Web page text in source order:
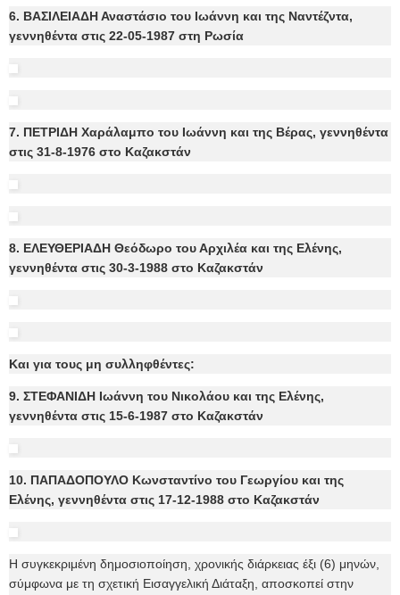
6. ΒΑΣΙΛΕΙΑΔΗ Αναστάσιο του Ιωάννη και της Ναντέζντα,
γεννηθέντα στις 22-05-1987 στη Ρωσία
7. ΠΕΤΡΙΔΗ Χαράλαμπο του Ιωάννη και της Βέρας, γεννηθέντα
στις 31-8-1976 στο Καζακστάν
8. ΕΛΕΥΘΕΡΙΑΔΗ Θεόδωρο του Αρχιλέα και της Ελένης,
γεννηθέντα στις 30-3-1988 στο Καζακστάν
Και για τους μη συλληφθέντες:
9. ΣΤΕΦΑΝΙΔΗ Ιωάννη του Νικολάου και της Ελένης,
γεννηθέντα στις 15-6-1987 στο Καζακστάν
10. ΠΑΠΑΔΟΠΟΥΛΟ Κωνσταντίνο του Γεωργίου και της
Ελένης, γεννηθέντα στις 17-12-1988 στο Καζακστάν
Η συγκεκριμένη δημοσιοποίηση, χρονικής διάρκειας έξι (6) μηνών,
σύμφωνα με τη σχετική Εισαγγελική Διάταξη, αποσκοπεί στην